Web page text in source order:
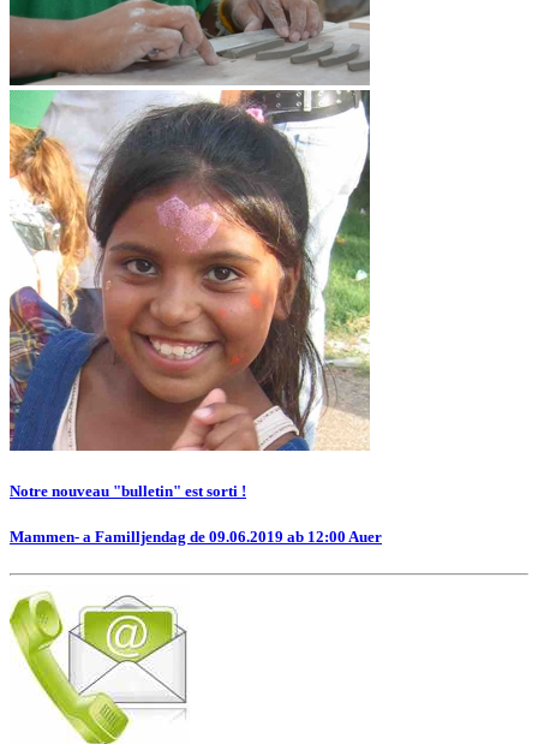
Notre nouveau "bulletin" est sorti !
Mammen- a Familljendag de 09.06.2019 ab 12:00 Auer